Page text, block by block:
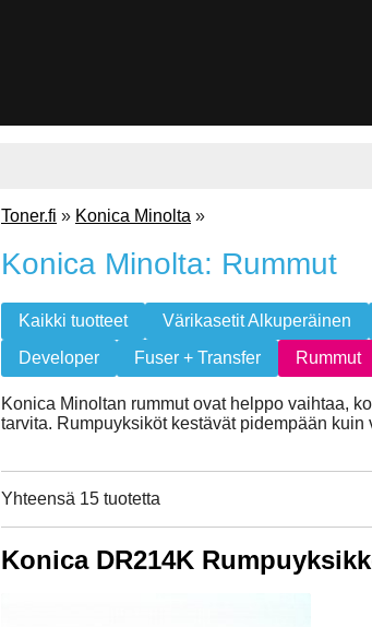
Toner.fi » Konica Minolta »
Konica Minolta: Rummut
Kaikki tuotteet Värikasetit Alkuperäinen
Developer
Fuser + Transfer Rummut
Konica Minoltan rummut ovat helppo vaihtaa,
tarvita. Rumpuyksiköt kestävät pidempään kuin
Yhteensä 15 tuotetta
Konica DR214K